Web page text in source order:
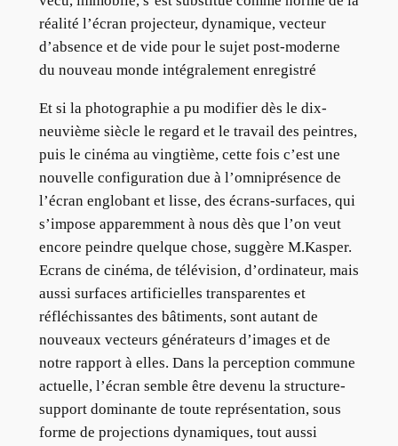
réalité l’écran projecteur, dynamique, vecteur
d’absence et de vide pour le sujet post-moderne
du nouveau monde intégralement enregistré
Et si la photographie a pu modifier dès le dix-
neuvième siècle le regard et le travail des peintres,
puis le cinéma au vingtième, cette fois c’est une
nouvelle configuration due à l’omniprésence de
l’écran englobant et lisse, des écrans-surfaces, qui
s’impose apparemment à nous dès que l’on veut
encore peindre quelque chose, suggère M.Kasper.
Ecrans de cinéma, de télévision, d’ordinateur, mais
aussi surfaces artificielles transparentes et
réfléchissantes des bâtiments, sont autant de
nouveaux vecteurs générateurs d’images et de
notre rapport à elles. Dans la perception commune
actuelle, l’écran semble être devenu la structure-
support dominante de toute représentation, sous
forme de projections dynamiques, tout aussi